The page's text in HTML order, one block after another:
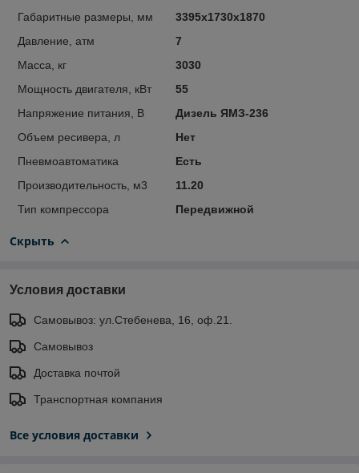
Габаритные размеры, мм
3395x1730x1870
Давление, атм
7
Масса, кг
3030
Мощность двигателя, кВт
55
Напряжение питания, В
Дизель ЯМЗ-236
Объем ресивера, л
Нет
Пневмоавтоматика
Есть
Производительность, м3
11.20
Тип компрессора
Передвижной
Скрыть
Условия доставки
Самовывоз: ул.Стебенева, 16, оф.21.
Самовывоз
Доставка почтой
Транспортная компания
Все условия доставки